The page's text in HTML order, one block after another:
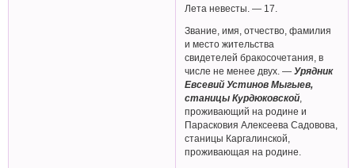
Лета невесты. — 17.
Звание, имя, отчество, фамилия
и место жительства
свидетелей бракосочетания, в
числе не менее двух. —Урядник
Евсевий Устинов Мыгыев,
станицы Курдюковской
проживающий на родине и
Парасковия Алексеева Садовова,
станицы Каргалинской,
проживающая на родине.